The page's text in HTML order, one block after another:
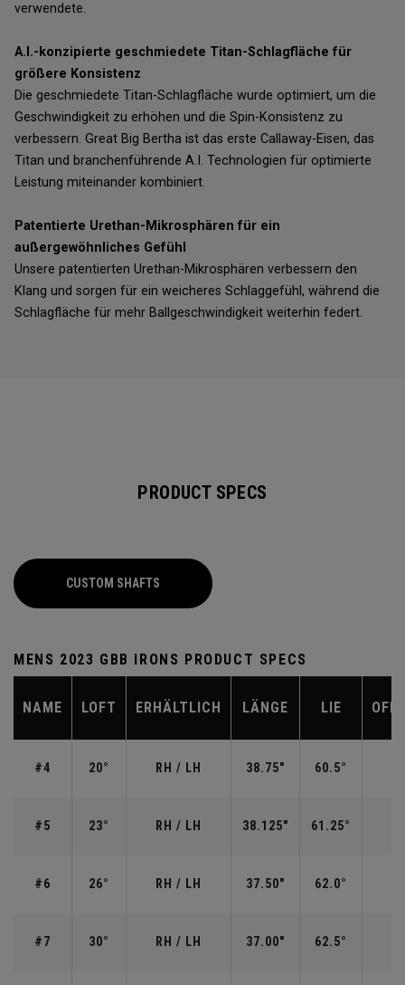
verwendete.
A.I.-konzipierte geschmiedete Titan-Schlagfläche für
größere Konsistenz
Die geschmiedete Titan-Schlagfläche wurde optimiert, um die
Geschwindigkeit zu erhöhen und die Spin-Konsistenz zu
verbessern. Great Big Bertha ist das erste Callaway-Eisen, das
Titan und branchenführende A.I. Technologien für optimierte
Leistung miteinander kombiniert.
Patentierte Urethan-Mikrosphären für ein
außergewöhnliches Gefühl
Unsere patentierten Urethan-Mikrosphären verbessern den
Klang und sorgen für ein weicheres Schlaggefühl, während die
Schlagfläche für mehr Ballgeschwindigkeit weiterhin federt.
PRODUCT SPECS
CUSTOM SHAFTS
MENS 2023 GBB IRONS PRODUCT SPECS
NAME LOFT ERHÄLTLICH LÄNGE LIE
#4 20° RH / LH 38.75" 60.5°
#5 23° RH / LH 38.125" 61.25°
#6 26° RH / LH 37.50" 62.0°
#7 30° RH / LH 37.00" 62.5°